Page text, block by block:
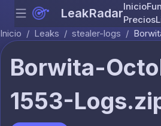
Skip
Menu LeakRadarInicio
Precios
Inicio / Leaks / stealer-logs /
Borwita-
1553-